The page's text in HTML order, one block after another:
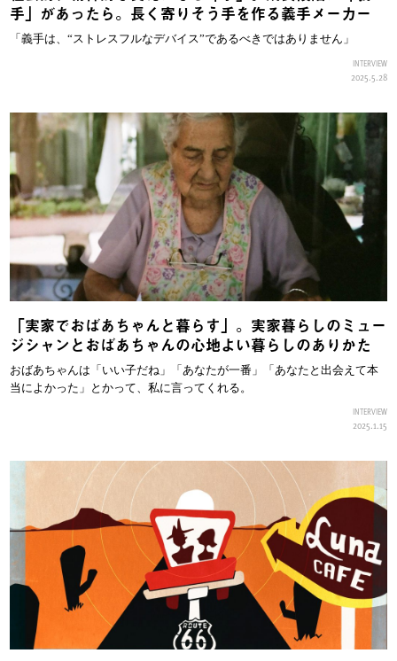
手」があったら。長く寄りそう手を作る義手メーカー
「義手は、“ストレスフルなデバイス”であるべきではありません」
INTERVIEW
2025.5.28
「実家でおばあちゃんと暮らす」。実家暮らしのミュー
ジシャンとおばあちゃんの心地よい暮らしのありかた
おばあちゃんは「いい子だね」「あなたが一番」「あなたと出会えて本
当によかった」とかって、私に言ってくれる。
INTERVIEW
2025.1.15